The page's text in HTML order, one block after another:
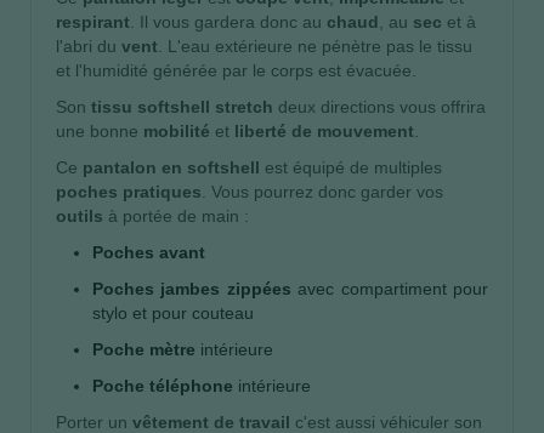
respirant . Il vous gardera donc au chaud , au sec et à
l'abri du vent . L'eau extérieure ne pénètre pas le tissu
et l'humidité générée par le corps est évacuée.
Son tissu softshell stretch deux directions vous offrira
une bonne mobilité et liberté de mouvement
Ce pantalon en softshell est équipé de multiples
poches pratiques . Vous pourrez donc garder vos
outils à portée de main :
Poches avant
Poches jambes zippées avec compartiment pour
stylo et pour couteau
Poche mètre intérieure
Poche téléphone intérieure
Porter un vêtement de travail c'est aussi véhiculer son